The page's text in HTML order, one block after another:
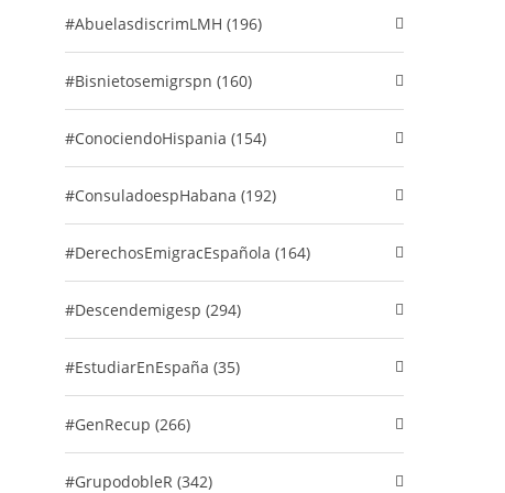
#abuelasdiscrimLMH (196)
#Bisnietosemigrspn (160)
#conociendoHispania (154)
#consuladoespHabana (192)
#DerechosEmigracEspañola (164)
#descendemigesp (294)
#EstudiarEnEspaña (35)
#GenRecup (266)
#GrupodobleR (342)